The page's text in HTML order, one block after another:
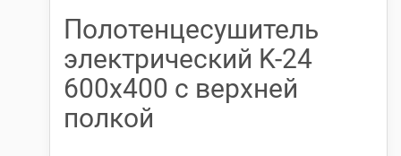
Полотенцесушитель
электрический K-24
600х400 с верхней
полкой